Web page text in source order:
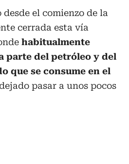
el comienzo de la
cerrada esta vía
habitualmente
parte del petróleo y del
que se consume en el
pasar a unos pocos